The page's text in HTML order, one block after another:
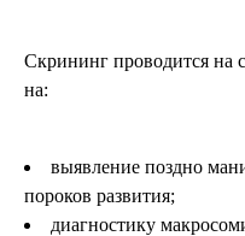
Скрининг проводится на
на:
выявление поздно
пороков развития;
диагностику